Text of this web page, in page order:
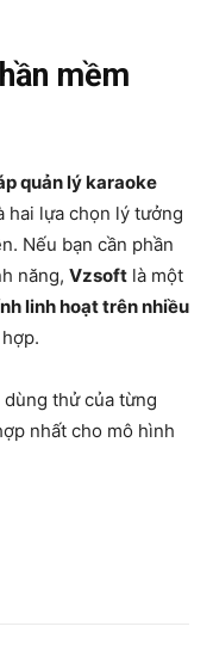
mềm
quản lý karaoke
hai lựa chọn lý tưởng
Nếu bạn cần phần
năng, Vzsoft là một
linh hoạt trên nhiều
thử của từng
nhất cho mô hình